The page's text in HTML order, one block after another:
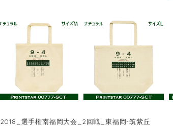
2018_選手権南福岡大会_2回戦_東福岡-筑紫丘